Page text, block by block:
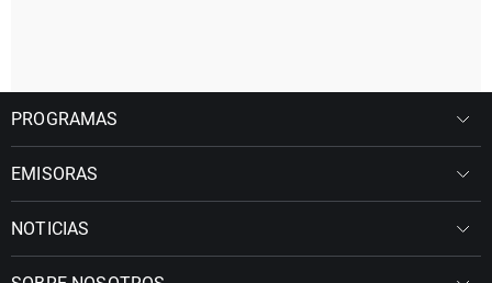
PROGRAMAS
EMISORAS
NOTICIAS